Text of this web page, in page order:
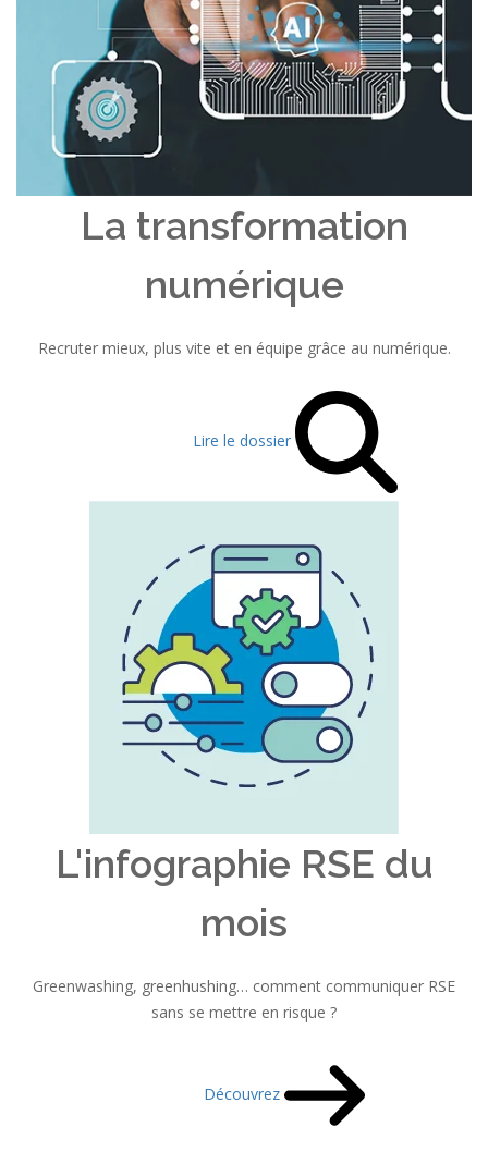
La transformation
numérique
Recruter mieux, plus vite et en équipe grâce au numérique.
Lire le dossier
L'infographie RSE du
mois
Greenwashing, greenhushing… comment communiquer RSE
sans se mettre en risque ?
Découvrez